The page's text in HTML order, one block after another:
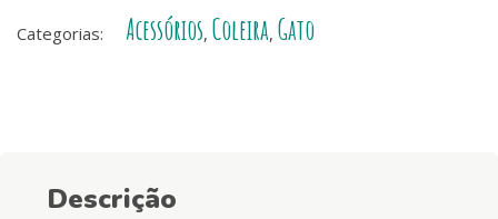
Categorias: Acessórios, Coleira, Gato
Descrição